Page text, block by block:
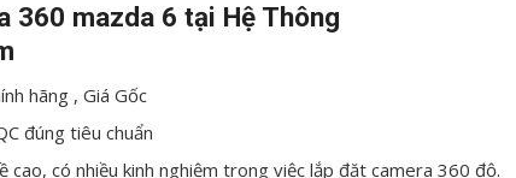
360 mazda 6 tại Hệ Thông
hãng , Giá Gốc
đúng tiêu chuẩn
cao, có nhiều kinh nghiệm trong việc lắp đặt camera 360 độ.